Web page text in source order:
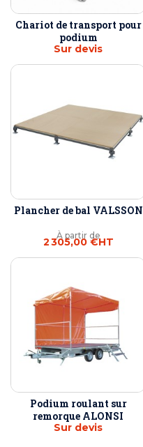
Chariot de transport pour
podium
Sur devis
Plancher de bal VALSSON
À partir de
2 305,00 €HT
Podium roulant sur
remorque ALONSI
Sur devis